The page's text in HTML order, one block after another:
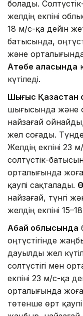
болады.
желдің екпіні
18 м/с-қа дейін
батысында,
және
Ақтөбе қаласында
күтіледі.
Шығыс
шығысында және
найзағай
жел соғады.
Желдің екпіні 23
солтүстік-
орталығында
қаупі сақталады.
найзағай, түнгі
желдің екпіні
Абай облысында
оңтүстігінде
дауылды жел
солтүстігі мен
екпіні 23 м/с-қа
орталығында
төтенше өрт